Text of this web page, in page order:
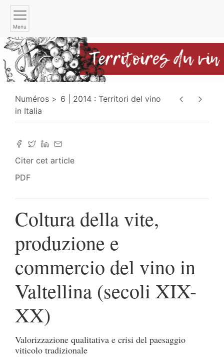
Menu
Numéros
6 | 2014 : Territori del vino
in Italia
Citer cet article
PDF
Coltura della vite,
produzione e
commercio del vino in
Valtellina (secoli XIX-
XX)
Valorizzazione qualitativa e crisi del paesaggio
viticolo tradizionale